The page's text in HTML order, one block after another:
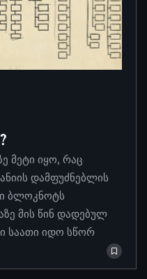
მეტი იყო, რაც
დამფუძნებლის
ბლოკნოტს
მის წინ დადებულ
საათი იდო სწორ